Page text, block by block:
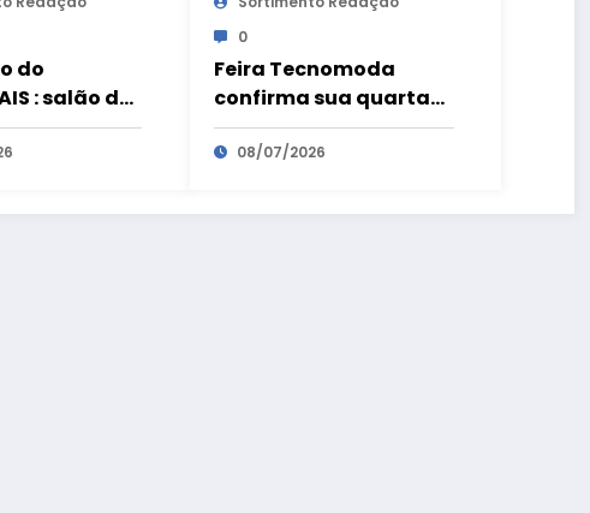
do
: salão de
gerar
milhões de
0
Feira Tecnomoda
confirma sua quarta
edição para os dias 17
e 18 de fevereiro de
08/07/2026